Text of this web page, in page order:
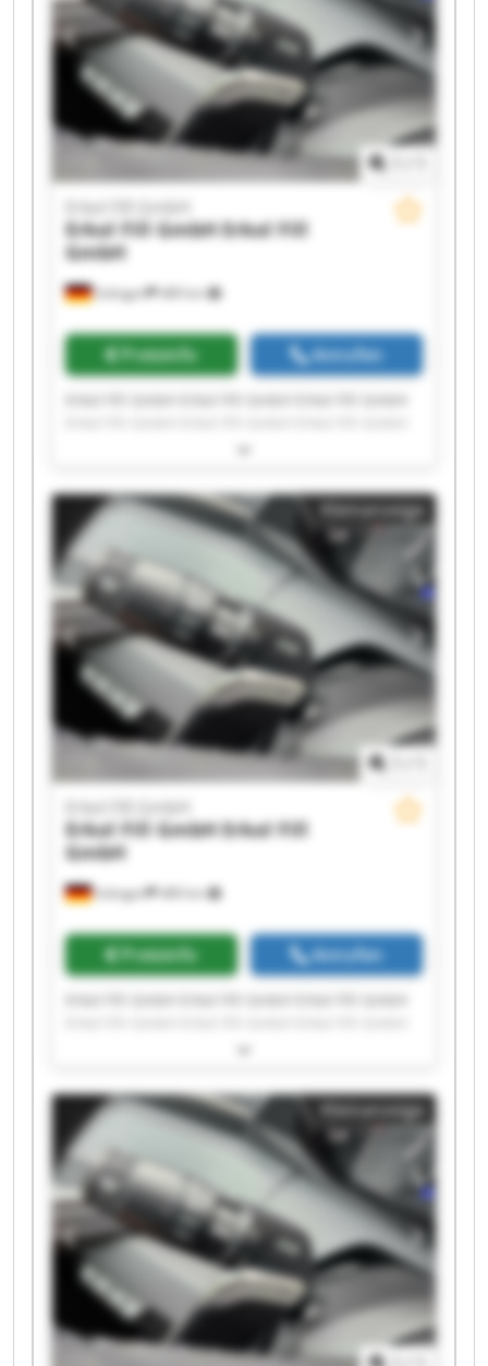
Solingen 489 km
Erkol Fill GmbH
Erkol Fill GmbHErkol Fill
GmbH
Preisinfo Anrufen
Erkol Fill GmbH Erkol Fill GmbH Erkol Fill GmbH
Erkol Fill GmbH Erkol Fill GmbH Erkol Fill GmbH
Erkol Fill GmbH Erkol Fill GmbH Erkol Fill GmbH
Erkol Fill GmbH Erkol Fill GmbH Erkol Fill GmbH
Erkol Fill GmbH Erkol Fill GmbH
Kleinanzeige
Solingen 489 km
Erkol Fill GmbH
Erkol Fill GmbHErkol Fill
GmbH
Preisinfo Anrufen
Erkol Fill GmbH Erkol Fill GmbH Erkol Fill GmbH
Erkol Fill GmbH Erkol Fill GmbH Erkol Fill GmbH
Erkol Fill GmbH Erkol Fill GmbH Erkol Fill GmbH
Erkol Fill GmbH Erkol Fill GmbH Erkol Fill GmbH
Erkol Fill GmbH Erkol Fill GmbH
Kleinanzeige